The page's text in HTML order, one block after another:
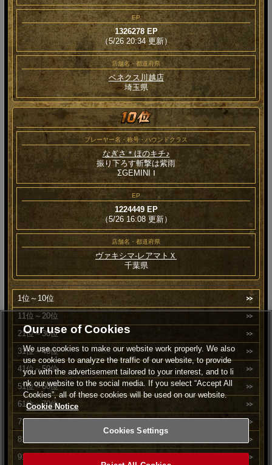
EP
1326278 EP
（5/26 20:34 更新）
店舗名・都道府県
ベネクス川越店
埼玉県
プレーヤー名・称号・ハウンドクラス
なぎさ＊ほのキチ♪
振り下ろす斬撃は紫雨
ΣGEMINI Ⅰ
EP
1224449 EP
（5/26 16:08 更新）
店舗名・都道府県
ヴァキシマ‐レアマトＸ
千葉県
1位～10位
11位～20位
21位～30位
31位～40位
41位～50位
51位～60位
61位～70位
71位～80位
81位～90位
91位～100位
Our use of Cookies
We use cookies to make our website work properly. We also
use cookies to analyze the traffic of our website, to provide
you with the advertisement tailored to your interest, and to li
nk our website to the social media. If you select “Accept All
Cookies”, all of these cookies will be used on our website.
Cookie Notice
Cookies Settings